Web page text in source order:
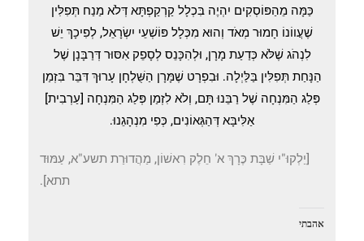
כַּמָּה מֵהַפּוֹסְקִים יִהְיֶה בִּכְלָל קַרְקַפְתָּא דְּלֹא מַנַח תְּפִלִּין
שֶׁעֲווֹנוֹ חָמוּר מְאֹד וְהוּא מִכְּלָל פּוֹשְׁעֵי יִשְׂרָאֵל, לְפִיכָךְ יֵשׁ
לִנְהֹג שֶׁלֹּא כְּדַעַת מָרָן, וּלְהִכָּנֵס לְסָפֵק אִסּוּר דְּרַבָּנָן שֶׁל
הַנָּחַת תְּפִלִּין בַּלַּיְלָה. וּבִפְרָט שֶׁמָּרָן הַשֻּׁלְחָן עָרוּךְ דִּבֵּר בִּזְמַן
פְּלַג הַמִּנְחָה שֶׁל רַבֵּנוּ תָּם, וְלֹא לִזְמַן פְּלַג הַמִּנְחָה [עַרְבִית]
אַלִּיבָּא דְּהַגְּאוֹנִים, כְּפִי מִנְהָגֵנוּ.
[יַלְקוּ"י שַׁבָּת כֶּרָךְ א' חֵלֶק רִאשׁוֹן, מַהֲדוּרַת תשע"א, עַמּוּד
תתא].
אהבתי